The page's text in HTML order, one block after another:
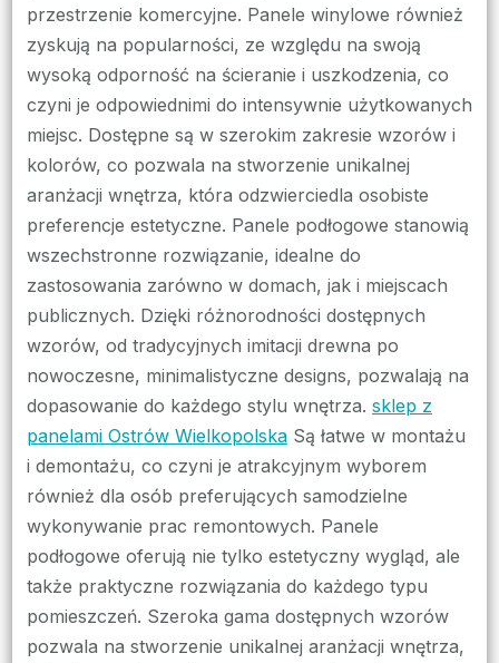
przestrzenie komercyjne. Panele winylowe również
zyskują na popularności, ze względu na swoją
wysoką odporność na ścieranie i uszkodzenia, co
czyni je odpowiednimi do intensywnie użytkowanych
miejsc. Dostępne są w szerokim zakresie wzorów i
kolorów, co pozwala na stworzenie unikalnej
aranżacji wnętrza, która odzwierciedla osobiste
preferencje estetyczne. Panele podłogowe stanowią
wszechstronne rozwiązanie, idealne do
zastosowania zarówno w domach, jak i miejscach
publicznych. Dzięki różnorodności dostępnych
wzorów, od tradycyjnych imitacji drewna po
nowoczesne, minimalistyczne designs, pozwalają na
dopasowanie do każdego stylu wnętrza. sklep z
panelami Ostrów WielkopolskaSą łatwe w montażu
i demontażu, co czyni je atrakcyjnym wyborem
również dla osób preferujących samodzielne
wykonywanie prac remontowych. Panele
podłogowe oferują nie tylko estetyczny wygląd, ale
także praktyczne rozwiązania do każdego typu
pomieszczeń. Szeroka gama dostępnych wzorów
pozwala na stworzenie unikalnej aranżacji wnętrza,